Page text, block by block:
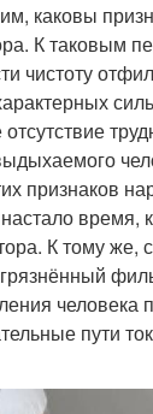
каковы
К таковым
чистоту
признаков
время,
К тому же,
человека
пути